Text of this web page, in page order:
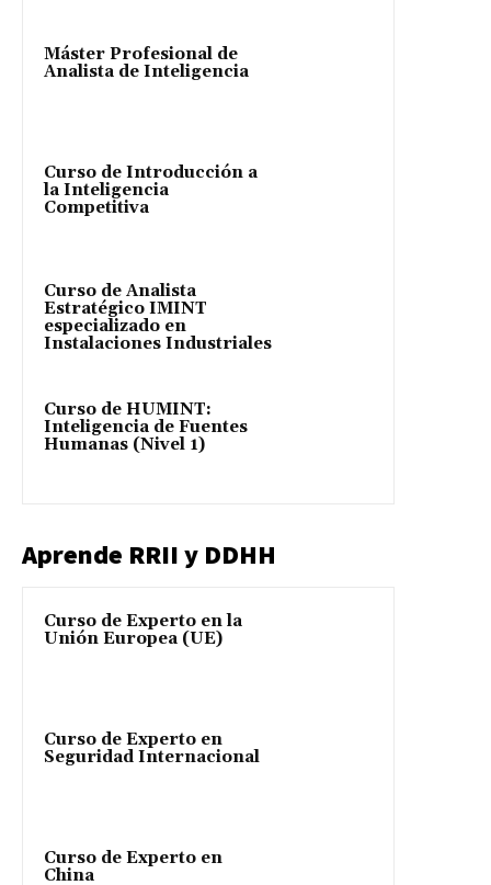
Máster Profesional de
Analista de Inteligencia
Curso de Introducción a
la Inteligencia
Competitiva
Curso de Analista
Estratégico IMINT
especializado en
Instalaciones Industriales
Curso de HUMINT:
Inteligencia de Fuentes
Humanas (Nivel 1)
Aprende RRII y DDHH
Curso de Experto en la
Unión Europea (UE)
Curso de Experto en
Seguridad Internacional
Curso de Experto en
China